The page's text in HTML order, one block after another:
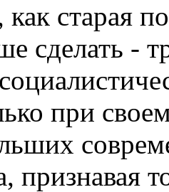
старая
сделать -
при
признавая